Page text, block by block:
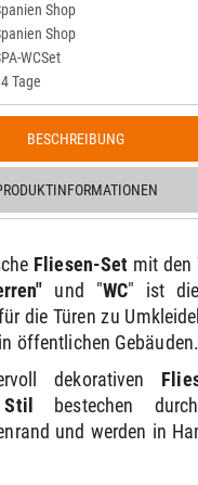
Shop
Shop
WCSet
Tage
BESCHREIBUNG
Fliesen-Set mit den
und "WC" ist
die Türen zu
öffentlichen Gebäuden.
dekorativen
bestechen
und werden in